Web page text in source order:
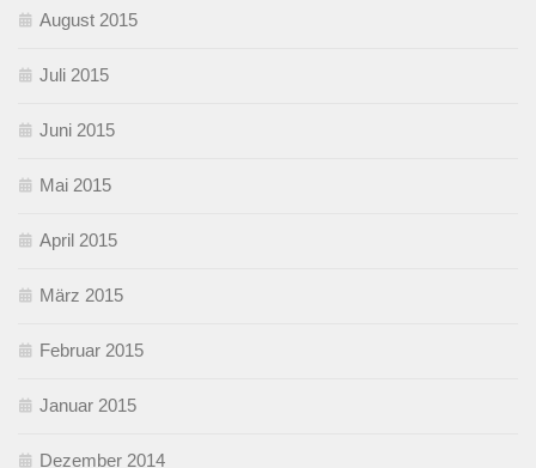
August 2015
Juli 2015
Juni 2015
Mai 2015
April 2015
März 2015
Februar 2015
Januar 2015
Dezember 2014